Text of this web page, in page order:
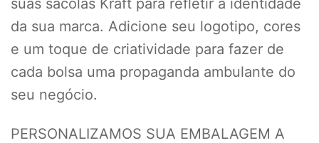
da sua marca. Adicione seu logotipo, cores
e um toque de criatividade para fazer de
cada bolsa uma propaganda ambulante do
seu negócio.
PERSONALIZAMOS SUA EMBALAGEM A